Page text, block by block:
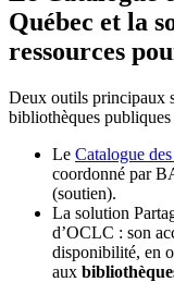
Québec et la
ressources
Deux outils principaux
bibliothèques publiques
Le Catalogue
coordonné par
(soutien).
La solution
d’OCLC : son
disponibilité, en
aux